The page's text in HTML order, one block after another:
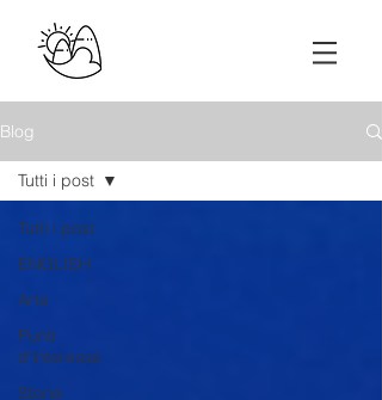
Blog
Tutti i post
ENGLISH
Arte
Punti
d'interesse
Storia
Tutti i post